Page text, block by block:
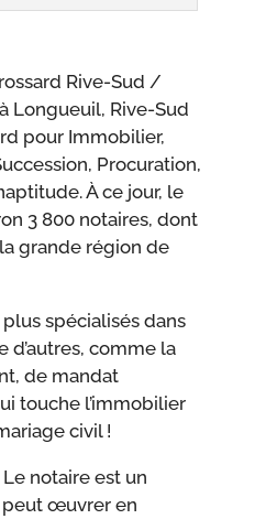
Rive-Sud /
Longueuil, Rive-Sud
pour Immobilier,
Procuration,
À ce jour, le
3 800 notaires, dont
grande région de
spécialisés dans
d’autres, comme la
de mandat
touche l’immobilier
civil !
Le notaire est un
œuvrer en